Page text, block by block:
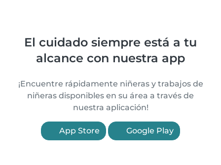
El cuidado siempre está a tu
alcance con nuestra app
¡Encuentre rápidamente niñeras y trabajos de
niñeras disponibles en su área a través de
nuestra aplicación!
App Store Google Play